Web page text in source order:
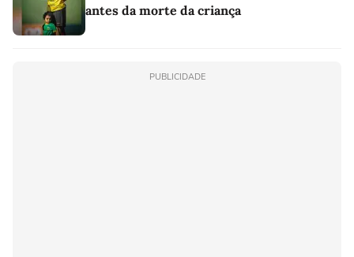
antes da morte da criança
PUBLICIDADE